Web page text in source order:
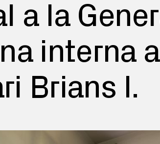
a la
interna
Brians I.